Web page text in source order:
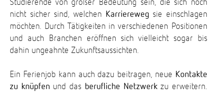
Studierende von großer Bedeutung sein, die sich noch
nicht sicher sind, welchen Karriereweg sie einschlagen
möchten. Durch Tätigkeiten in verschiedenen Positionen
und auch Branchen eröffnen sich vielleicht sogar bis
dahin ungeahnte Zukunftsaussichten.
Ein Ferienjob kann auch dazu beitragen, neue Kontakte
zu knüpfenund das berufliche Netzwerkzu erweitern.